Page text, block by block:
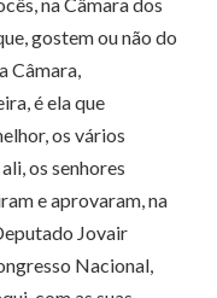
gostem ou não do
Câmara,
é ela que
os vários
os senhores
e aprovaram, na
Jovair
Nacional,